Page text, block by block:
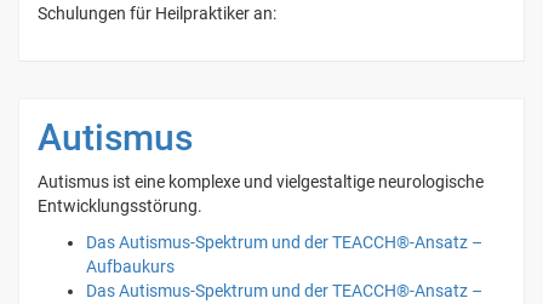
Schulungen für Heilpraktiker an:
Autismus
Autismus ist eine komplexe und vielgestaltige neurologische
Entwicklungsstörung.
Das Autismus-Spektrum und der TEACCH®-Ansatz –
Aufbaukurs
Das Autismus-Spektrum und der TEACCH®-Ansatz –